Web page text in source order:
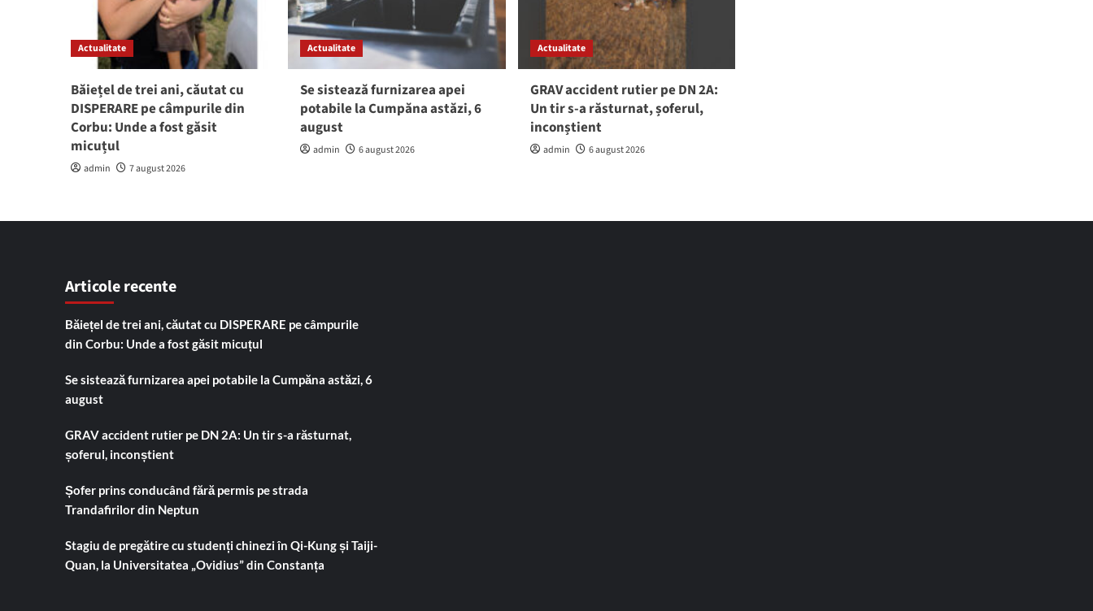
Actualitate
Băiețel de trei ani, căutat cu
DISPERARE pe câmpurile din
Corbu: Unde a fost găsit
micuțul
admin 7 august 2026
Actualitate
Se sistează furnizarea apei
potabile la Cumpăna astăzi, 6
august
admin 6 august 2026
Actualitate
GRAV accident rutier pe DN 2A:
Un tir s-a răsturnat, șoferul,
inconștient
admin 6 august 2026
Articole recente
Băiețel de trei ani, căutat cu DISPERARE pe câmpurile
din Corbu: Unde a fost găsit micuțul
Se sistează furnizarea apei potabile la Cumpăna astăzi, 6
august
GRAV accident rutier pe DN 2A: Un tir s-a răsturnat,
șoferul, inconștient
Șofer prins conducând fără permis pe strada
Trandafirilor din Neptun
Stagiu de pregătire cu studenți chinezi în Qi-Kung și Taiji-
Quan, la Universitatea „Ovidius” din Constanța